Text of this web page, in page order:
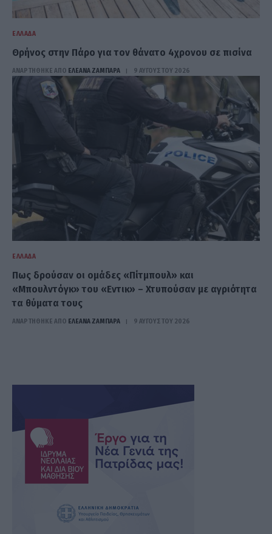
ΕΛΛΆΔΑ
Θρήνος στην Πάρο για τον θάνατο 4χρονου σε πισίνα
ΑΝΑΡΤΗΘΗΚΕ ΑΠΟ ΕΛΕΑΝΑ ΖΑΜΠΑΡΑ 9 ΑΥΓΟΎΣΤΟΥ 2026
ΕΛΛΆΔΑ
Πως δρούσαν οι ομάδες «Πίτμπουλ» και
«Μπουλντόγκ» του «Εντικ» – Χτυπούσαν με αγριότητα
τα θύματα τους
ΑΝΑΡΤΗΘΗΚΕ ΑΠΟ ΕΛΕΑΝΑ ΖΑΜΠΑΡΑ 9 ΑΥΓΟΎΣΤΟΥ 2026